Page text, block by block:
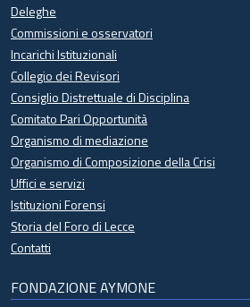
Deleghe
Commissioni e osservatori
Incarichi Istituzionali
Collegio dei Revisori
Consiglio Distrettuale di Disciplina
Comitato Pari Opportunità
Organismo di mediazione
Organismo di Composizione della Crisi
Uffici e servizi
Istituzioni Forensi
Storia del Foro di Lecce
Contatti
FONDAZIONE AYMONE